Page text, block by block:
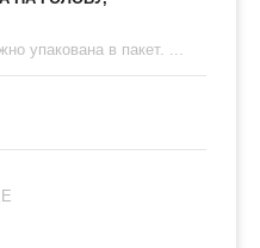
упакована в пакет. ...